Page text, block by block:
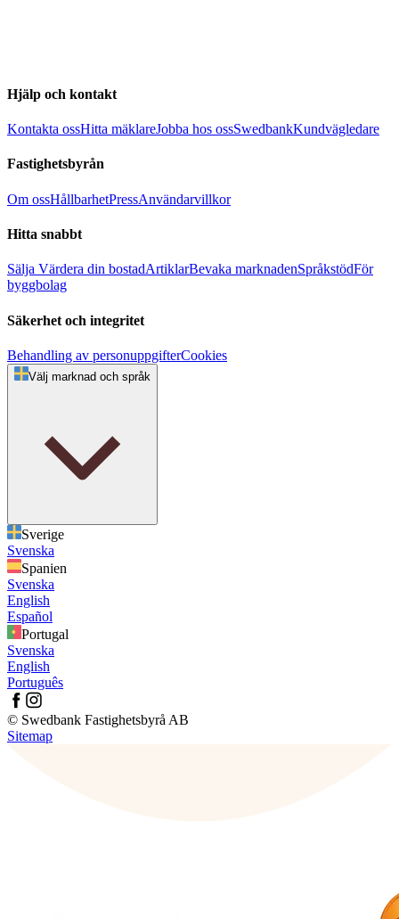
Hjälp och kontakt
Kontakta ossHitta mäklareJobba hos ossSwedbankKundvägledare
Fastighetsbyrån
Om ossHållbarhetPressAnvändarvillkor
Hitta snabbt
Sälja Värdera din bostadArtiklarBevaka marknadenSpråkstödFör
byggbolag
Säkerhet och integritet
Behandling av personuppgifterCookies
Välj marknad och språk
Sverige
Svenska
Spanien
Svenska
English
Español
Portugal
Svenska
English
Português
© Swedbank Fastighetsbyrå AB
Sitemap